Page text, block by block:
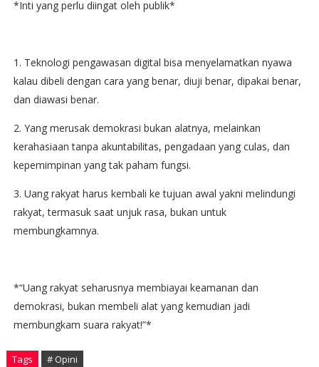
*Inti yang perlu diingat oleh publik*
1. Teknologi pengawasan digital bisa menyelamatkan nyawa
kalau dibeli dengan cara yang benar, diuji benar, dipakai benar,
dan diawasi benar.
2. Yang merusak demokrasi bukan alatnya, melainkan
kerahasiaan tanpa akuntabilitas, pengadaan yang culas, dan
kepemimpinan yang tak paham fungsi.
3. Uang rakyat harus kembali ke tujuan awal yakni melindungi
rakyat, termasuk saat unjuk rasa, bukan untuk
membungkamnya.
*“Uang rakyat seharusnya membiayai keamanan dan
demokrasi, bukan membeli alat yang kemudian jadi
membungkam suara rakyat!”*
Tags # Opini